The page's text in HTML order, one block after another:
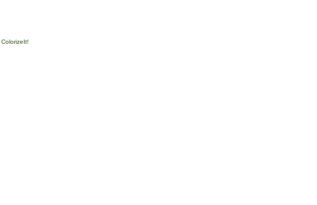
ColorizeIt!